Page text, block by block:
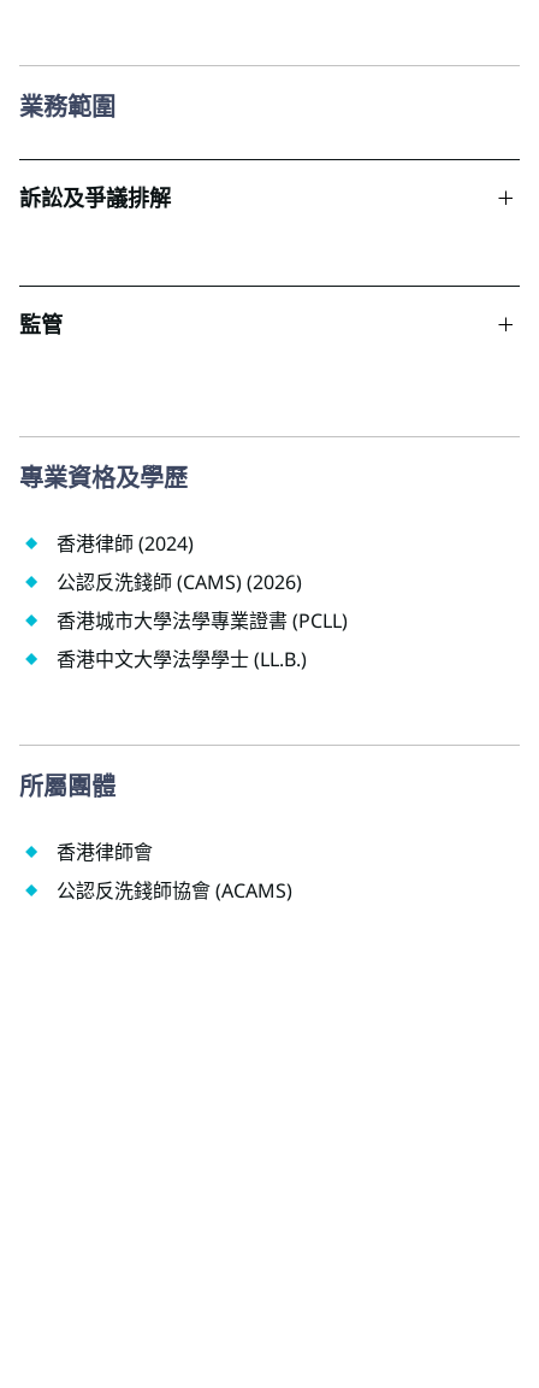
業務範圍
訴訟及爭議排解
監管
專業資格及學歷
香港律師 (2024)
公認反洗錢師 (CAMS) (2026)
香港城市大學法學專業證書 (PCLL)
香港中文大學法學學士 (LL.B.)
所屬團體
香港律師會
公認反洗錢師協會 (ACAMS)